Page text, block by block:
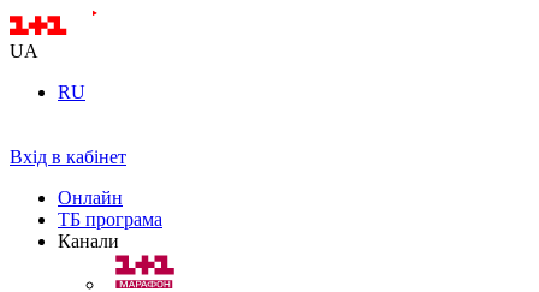
UA
RU
Вхід в кабінет
Онлайн
ТБ програма
Канали